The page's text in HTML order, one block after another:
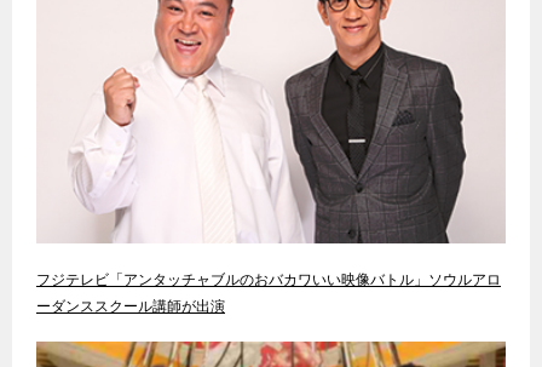
フジテレビ「アンタッチャブルのおバカワいい映像バトル」ソウルアロ
ーダンススクール講師が出演